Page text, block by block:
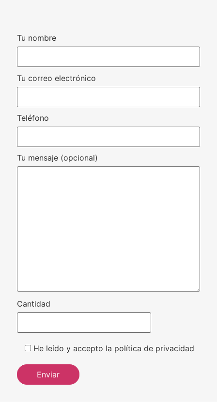
Tu nombre
Tu correo electrónico
Teléfono
Tu mensaje (opcional)
Cantidad
He leído y accepto la política de privacidad